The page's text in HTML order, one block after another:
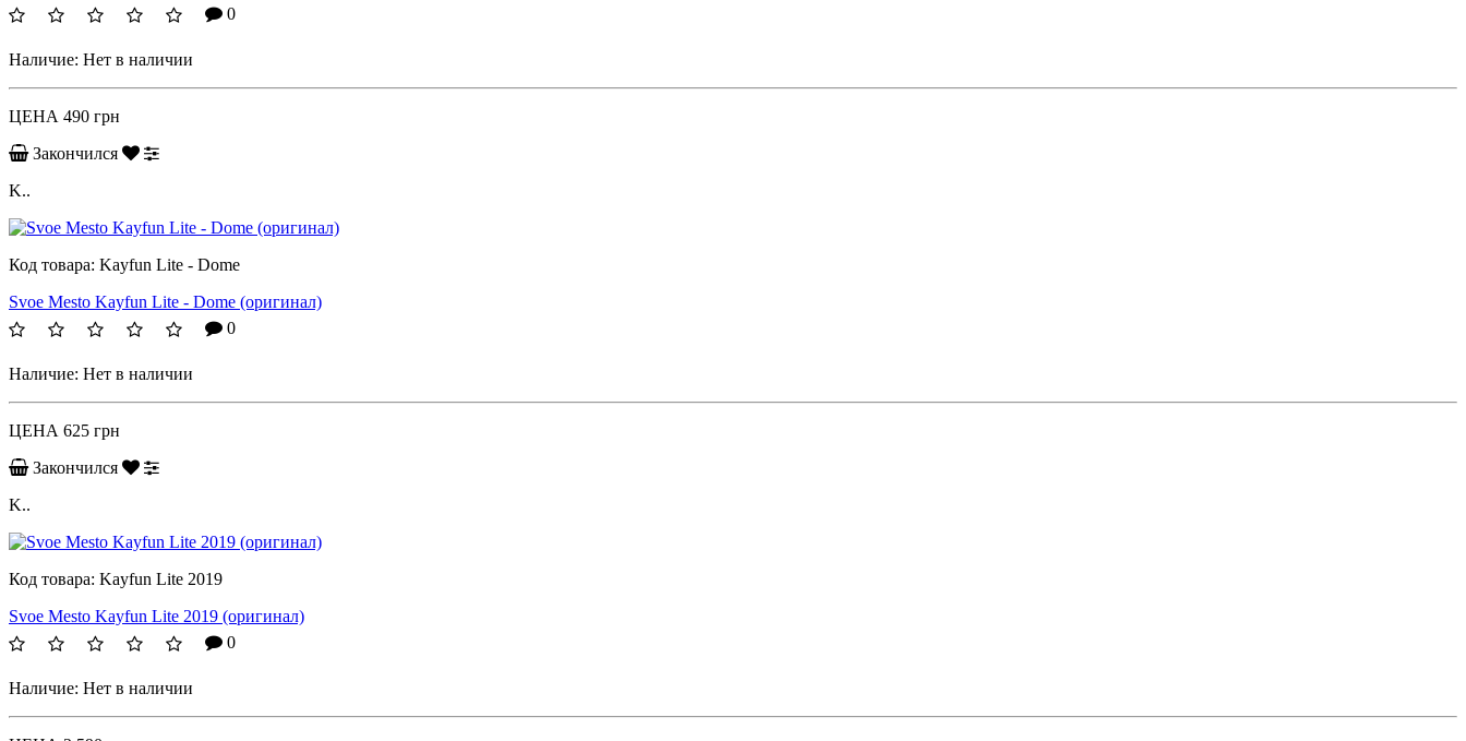
0
Наличие: Нет в наличии
ЦЕНА 490 грн
Закончился
K..
Код товара: Kayfun Lite - Dome
Svoe Mesto Kayfun Lite - Dome (оригинал)
0
Наличие: Нет в наличии
ЦЕНА 625 грн
Закончился
K..
Код товара: Kayfun Lite 2019
Svoe Mesto Kayfun Lite 2019 (оригинал)
0
Наличие: Нет в наличии